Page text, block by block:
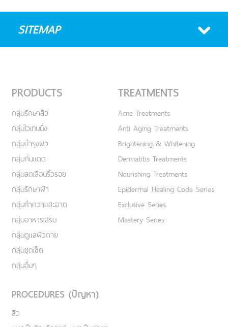
SITEMAP
PRODUCTS
กลุ่มรักษาสิว
กลุ่มไวเทนนิ่ง
กลุ่มบำรุงผิว
กลุ่มกันแดด
กลุ่มลดเลือนริ้วรอย
กลุ่มรักษาฝ้า
กลุ่มทำความสะอาด
กลุ่มอาหารเสริม
กลุ่มดูแลผิวกาย
กลุ่มชุดเซ็ต
กลุ่มอื่นๆ
TREATMENTS
Acne Treatments
Anti Aging Treatments
Brightening & Whitening
Dermatitis Treatments
Nourishing Treatments
Epidermal Healing Code Series
Exclusive Series
Mastery Series
PROCEDURES (ปัญหา)
สิว